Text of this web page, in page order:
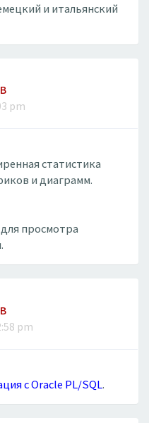
и итальянский
pm
статистика
и диаграмм.
просмотра
pm
с Oracle PL/SQL.